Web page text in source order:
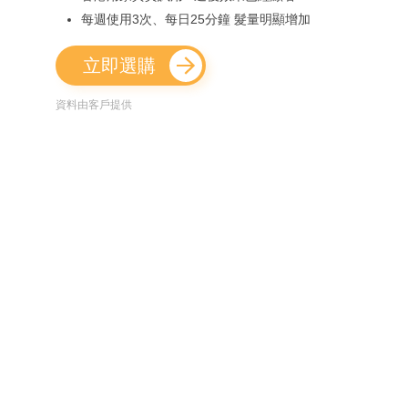
每週使用3次、每日25分鐘 髮量明顯增加
立即選購
資料由客戶提供